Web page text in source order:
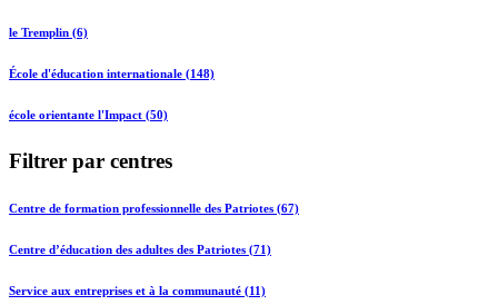
le Tremplin (6)
École d'éducation internationale (148)
école orientante l'Impact (50)
Filtrer par centres
Centre de formation professionnelle des Patriotes (67)
Centre d’éducation des adultes des Patriotes (71)
Service aux entreprises et à la communauté (11)